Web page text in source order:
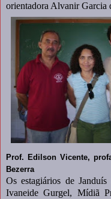
orientadora Alvanir Garcia
Prof. Edilson Vicente,
Bezerra
Os estagiários de
Ivaneide Gurgel, Mídiã